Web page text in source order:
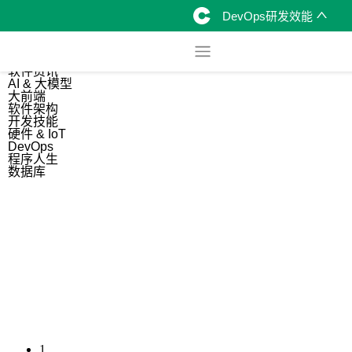
DevOps研发效能
软件资讯
AI & 大模型
大前端
软件架构
开发技能
硬件 & IoT
DevOps
程序人生
数据库
1